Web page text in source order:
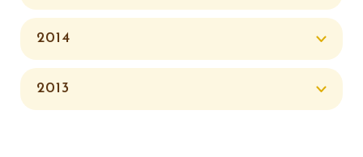
2014
2013